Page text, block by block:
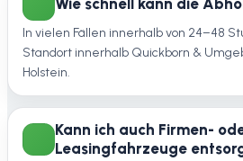
Wie schnell kann die
In vielen Fällen innerhalb von 24–48
Standort innerhalb Quickborn &
Holstein.
Kann ich auch Firmen-
Leasingfahrzeuge